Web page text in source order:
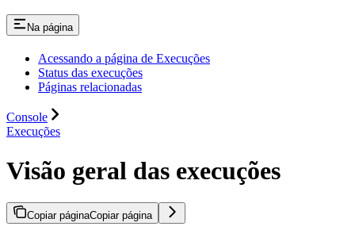
Na página
Acessando a página de Execuções
Status das execuções
Páginas relacionadas
Console
Execuções
Visão geral das execuções
Copiar páginaCopiar página